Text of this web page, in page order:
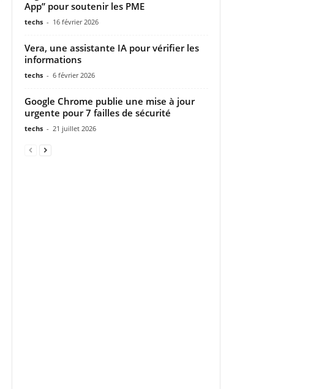
App” pour soutenir les PME
techs - 16 février 2026
Vera, une assistante IA pour vérifier les
informations
techs - 6 février 2026
Google Chrome publie une mise à jour
urgente pour 7 failles de sécurité
techs - 21 juillet 2026